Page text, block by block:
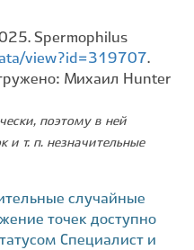
Spermophilus
view?id=319707.
Михаил Hunter
поэтому в ней
и т. п. незначительные
случайные
точек доступно
Специалист и